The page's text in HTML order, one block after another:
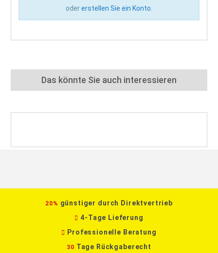
odererstellen Sie ein Konto
Das könnte Sie auch interessieren
20% günstiger durch Direktvertrieb
4-Tage Lieferung
Professionelle Beratung
30 Tage Rückgaberecht